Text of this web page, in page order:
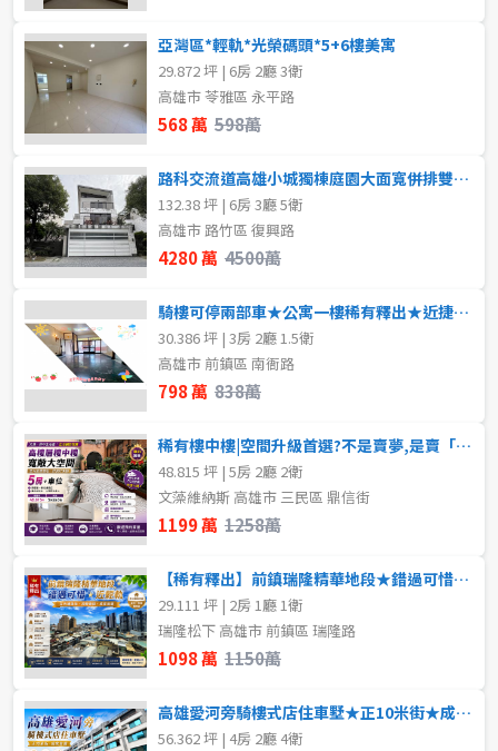
亞灣區*輕軌*光榮碼頭*5+6樓美寓
29.872 坪 | 6房 2廳 3衛
高雄市 苓雅區 永平路
568 萬 598萬
路科交流道高雄小城獨棟庭園大面寬併排雙車庫豪
132.38 坪 | 6房 3廳 5衛
高雄市 路竹區 復興路
4280 萬 4500萬
騎樓可停兩部車★公寓一樓稀有釋出★近捷運學區商圈
30.386 坪 | 3房 2廳 1.5衛
高雄市 前鎮區 南衙路
798 萬 838萬
稀有樓中樓|空間升級首選?不是賣夢,是賣「空間升級的真實感?
48.815 坪 | 5房 2廳 2衛
文藻維納斯 高雄市 三民區 鼎信街
1199 萬 1258萬
【稀有釋出】前鎮瑞隆精華地段★錯過可惜★近輕軌
29.111 坪 | 2房 1廳 1衛
瑞隆松下 高雄市 前鎮區 瑞隆路
1098 萬 1150萬
高雄愛河旁騎樓式店住車墅★正10米街★成家首選
56.362 坪 | 4房 2廳 4衛